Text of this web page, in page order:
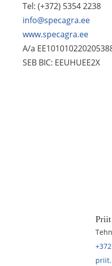
Tel: (+372) 5354 2238
info@specagra.ee
www.specagra.ee
A/a
SEB BIC: EEUHUEE2X